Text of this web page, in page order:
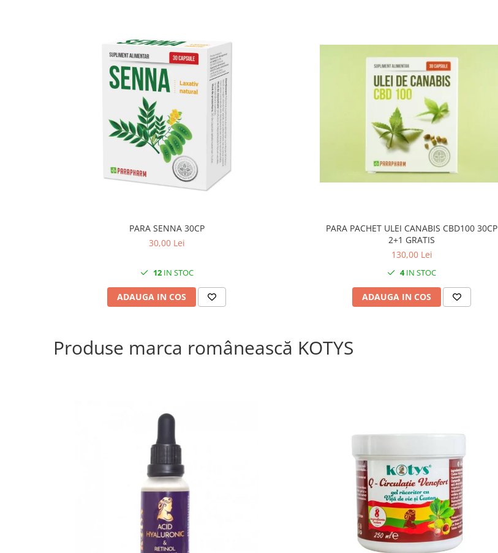
PARA SENNA 30CP
30,00 Lei
12IN STOC
ADAUGA IN COS
PARA PACHET ULEI CANABIS CBD100 30CP
2+1 GRATIS
130,00 Lei
4IN STOC
ADAUGA IN COS
Produse marca românească KOTYS